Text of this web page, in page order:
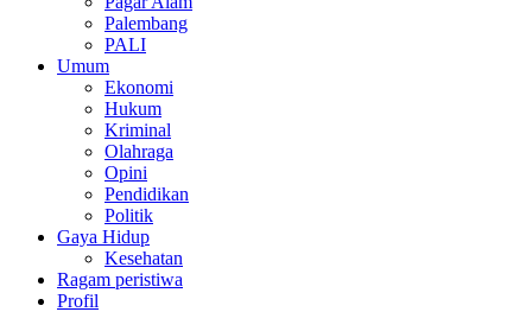
Palembang
PALI
Umum
Ekonomi
Hukum
Kriminal
Olahraga
Opini
Pendidikan
Politik
Gaya Hidup
Kesehatan
Ragam peristiwa
Profil